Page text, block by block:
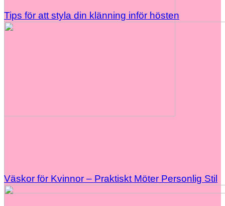
Tips för att styla din klänning inför hösten
Väskor för Kvinnor – Praktiskt Möter Personlig Stil